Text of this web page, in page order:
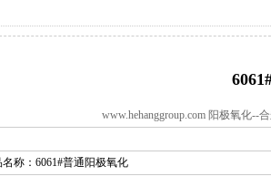
www.hehanggroup.com 阳极氧化--
称： 6061#普通阳极氧化